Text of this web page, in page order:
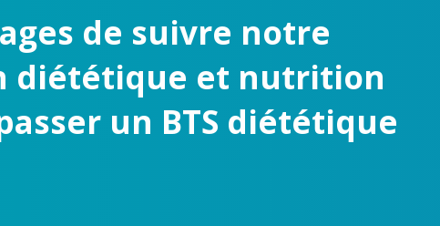
de suivre notre
diététique et nutrition
un BTS diététique